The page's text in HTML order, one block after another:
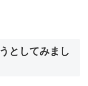
としてみまし